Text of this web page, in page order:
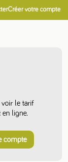
Créer votre compte
voir le tarif
ligne.
compte